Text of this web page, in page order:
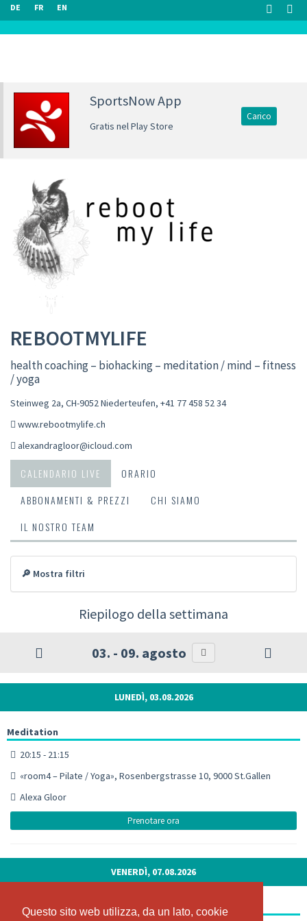
Questo sito web utilizza, da un lato, cookie
Questo sito web utilizza, da un lato, cookie
DE FR EN
SportsNow App
Gratis nel Play Store
Carico
REBOOTMYLIFE
health coaching – biohacking – meditation / mind – fitness
/ yoga
Steinweg 2a, CH-9052 Niederteufen, +41 77 458 52 34
www.rebootmylife.ch
alexandragloor@icloud.com
CALENDARIO LIVE
ORARIO
ABBONAMENTI & PREZZI
CHI SIAMO
IL NOSTRO TEAM
🔎 Mostra filtri
Riepilogo della settimana
03. - 09. agosto
LUNEDÌ, 03.08.2026
Meditation
20:15 - 21:15
«room4 – Pilate / Yoga», Rosenbergstrasse 10, 9000 St.Gallen
Alexa Gloor
Prenotare ora
VENERDÌ, 07.08.2026
Afterwork-Meditation